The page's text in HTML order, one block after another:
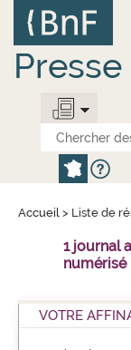
contenu
principal
Accueil > Liste de
1 journal
numérisé
VOTRE
Panneau de gestion